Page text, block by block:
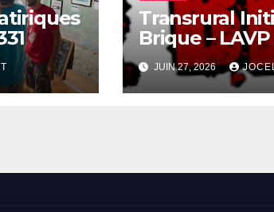
Transrural
Brique – LAVP
JUIN 27, 2026